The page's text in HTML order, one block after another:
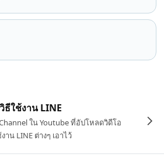
ใช้งาน LINE
ใน Youtube ที่อัปโหลดวิดีโอ
าน LINE ต่างๆ เอาไว้